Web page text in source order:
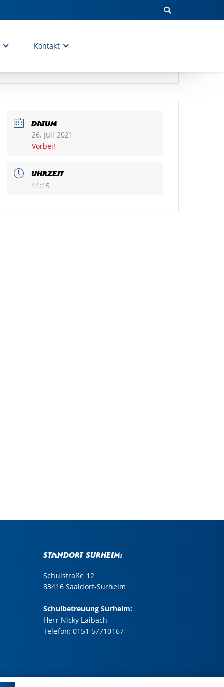
Kontakt
DATUM
26. Juli 2021
Vorbei!
UHRZEIT
11:15
Standort Surheim:
Schulstraße 12
83416 Saaldorf-Surheim
Schulbetreuung Surheim:
Herr Nicky Laibach
Telefon: 0151 57710167